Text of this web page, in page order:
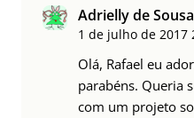
Adrielly de Sousa
1 de julho de 2017
Olá, Rafael eu
parabéns. Queria
com um projeto